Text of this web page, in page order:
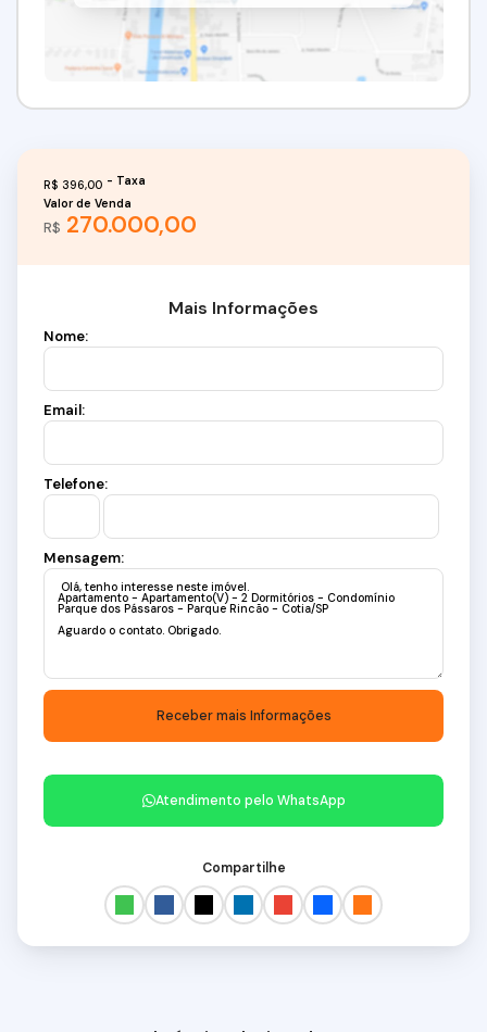
R$ 270.000,00
Valor de Venda
R$ 396,00
Mais Informações
Nome:
Email:
Telefone:
Mensagem:
Atendimento pelo WhatsApp
Compartilhe